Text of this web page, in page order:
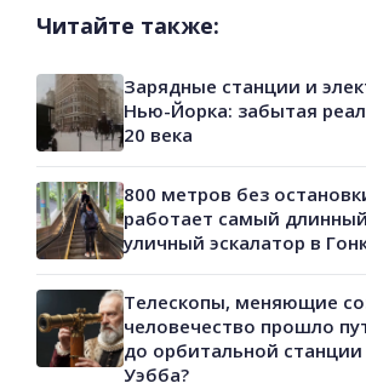
Читайте также:
Зарядные станции и
Нью-Йорка: забытая
20 века
800 метров без
работает самый
уличный эскалатор в
Телескопы, меняющие
человечество прошло
до орбитальной
Уэбба?